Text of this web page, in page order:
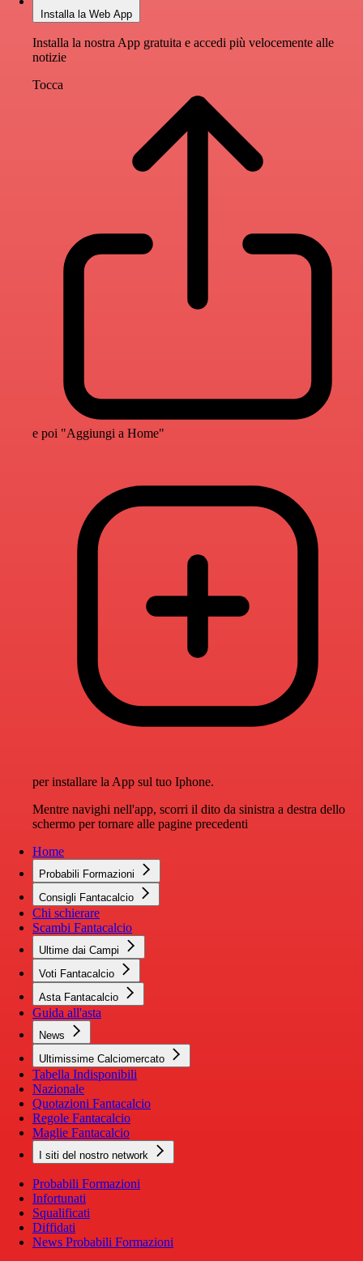
Installa la Web App
Installa la nostra App gratuita e accedi più velocemente alle
notizie
Tocca
e poi "Aggiungi a Home"
per installare la App sul tuo Iphone.
Mentre navighi nell'app, scorri il dito da sinistra a destra dello
schermo per tornare alle pagine precedenti
Home
Probabili Formazioni
Consigli Fantacalcio
Chi schierare
Scambi Fantacalcio
Ultime dai Campi
Voti Fantacalcio
Asta Fantacalcio
Guida all'asta
News
Ultimissime Calciomercato
Tabella Indisponibili
Nazionale
Quotazioni Fantacalcio
Regole Fantacalcio
Maglie Fantacalcio
I siti del nostro network
Probabili Formazioni
Infortunati
Squalificati
Diffidati
News Probabili Formazioni